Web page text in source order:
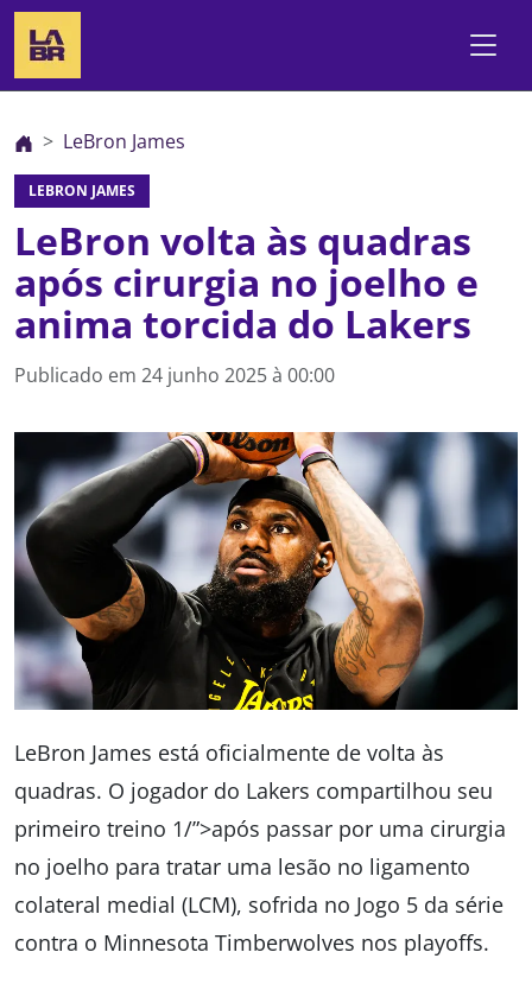
LeBron James
LEBRON JAMES
LeBron volta às quadras
após cirurgia no joelho e
anima torcida do Lakers
Publicado em 24 junho 2025 à 00:00
LeBron James está oficialmente de volta às
quadras. O jogador do Lakers compartilhou seu
primeiro treino 1/”>após passar por uma cirurgia
no joelho para tratar uma lesão no ligamento
colateral medial (LCM), sofrida no Jogo 5 da série
contra o Minnesota Timberwolves nos playoffs.